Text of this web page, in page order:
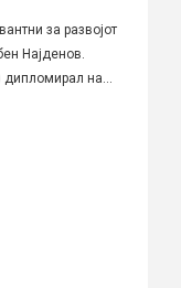
за развојот
Најденов.
на...